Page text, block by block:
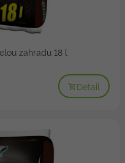
zahradu 18 l
Detail